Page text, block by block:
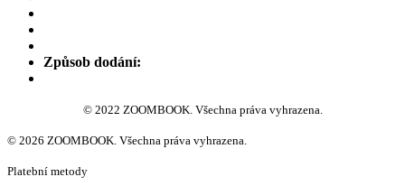
Způsob dodání:
© 2022 ZOOMBOOK. Všechna práva vyhrazena.
© 2026 ZOOMBOOK. Všechna práva vyhrazena.
Platební metody